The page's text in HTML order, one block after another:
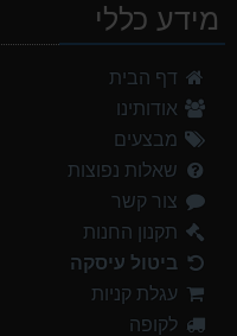
מידע כללי
דף הבית
אודותינו
מבצעים
שאלות נפוצות
צור קשר
תקנון החנות
ביטול עיסקה
עגלת קניות
לקופה
839.00 ₪
אוהל משפחתי ל 8 GURO Panorama 8P v2
999.00 ₪
אוהל משפחתי ל 6 GURO Panorama 6P v2
699.00 ₪